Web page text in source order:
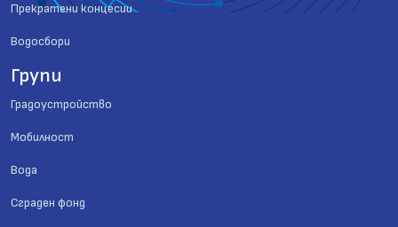
Прекратени концесии
Водосбори
Групи
Градоустройство
Мобилност
Вода
Сграден фонд